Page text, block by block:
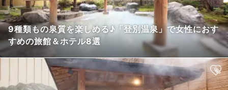
9種類もの泉質を楽しめる♪「登別温泉」で女性におす
すめの旅館＆ホテル8選